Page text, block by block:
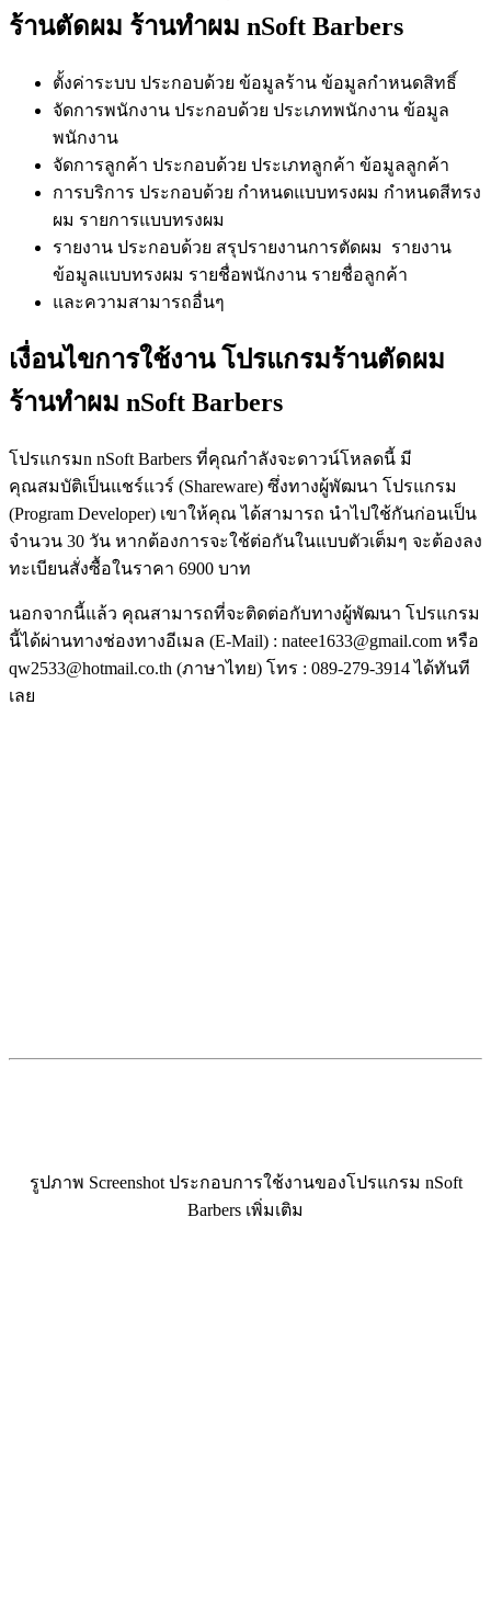
ร้านตัดผม ร้านทำผม nSoft Barbers
ตั้งค่าระบบ ประกอบด้วย ข้อมูลร้าน ข้อมูลกำหนดสิทธิ์
จัดการพนักงาน ประกอบด้วย ประเภทพนักงาน ข้อมูล
พนักงาน
จัดการลูกค้า ประกอบด้วย ประเภทลูกค้า ข้อมูลลูกค้า
การบริการ ประกอบด้วย กำหนดแบบทรงผม กำหนดสีทรง
ผม รายการแบบทรงผม
รายงาน ประกอบด้วย สรุปรายงานการตัดผม รายงาน
ข้อมูลแบบทรงผม รายชื่อพนักงาน รายชื่อลูกค้า
และความสามารถอื่นๆ
เงื่อนไขการใช้งาน โปรแกรมร้านตัดผม
ร้านทำผม nSoft Barbers
โปรแกรมn nSoft Barbers ที่คุณกำลังจะดาวน์โหลดนี้ มี
คุณสมบัติเป็นแชร์แวร์ (Shareware) ซึ่งทางผู้พัฒนา โปรแกรม
(Program Developer) เขาให้คุณ ได้สามารถ นำไปใช้กันก่อนเป็น
จำนวน 30 วัน หากต้องการจะใช้ต่อกันในแบบตัวเต็มๆ จะต้องลง
ทะเบียนสั่งซื้อในราคา 6900 บาท
นอกจากนี้แล้ว คุณสามารถที่จะติดต่อกับทางผู้พัฒนา โปรแกรม
นี้ได้ผ่านทางช่องทางอีเมล (E-Mail) : natee1633@gmail.com หรือ
qw2533@hotmail.co.th (ภาษาไทย) โทร : 089-279-3914 ได้ทันที
เลย
รูปภาพ Screenshot ประกอบการใช้งานของโปรแกรม nSoft
Barbers เพิ่มเติม